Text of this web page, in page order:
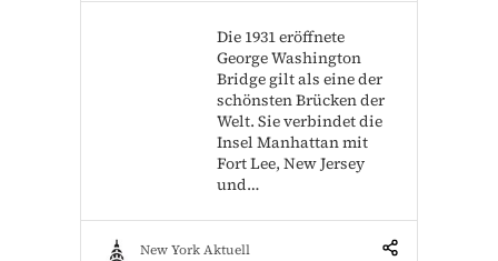
Die 1931 eröffnete
George Washington
Bridge gilt als eine der
schönsten Brücken der
Welt. Sie verbindet die
Insel Manhattan mit
Fort Lee, New Jersey
und…
New York Aktuell